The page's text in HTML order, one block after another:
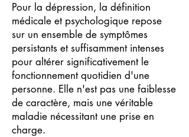
Pour la dépression, la définition
médicale et psychologique repose
sur un ensemble de symptômes
persistants et suffisamment intenses
pour altérer significativement le
fonctionnement quotidien d'une
personne. Elle n'est pas une faiblesse
de caractère, mais une véritable
maladie nécessitant une prise en
charge.